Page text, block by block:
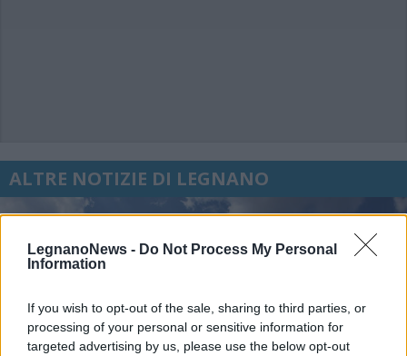
LegnanoNews - Do Not Process My Personal
Information
If you wish to opt-out of the sale, sharing to third parties, or
processing of your personal or sensitive information for
targeted advertising by us, please use the below opt-out
ALTRE NOTIZIE DI LEGNANO